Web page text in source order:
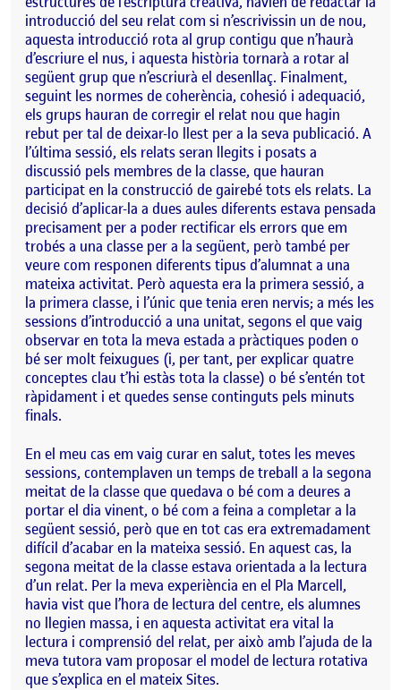
introducció del seu relat com si n’escrivissin un de nou,
aquesta introducció rota al grup contigu que n’haurà
d’escriure el nus, i aquesta història tornarà a rotar al
següent grup que n’escriurà el desenllaç. Finalment,
seguint les normes de coherència, cohesió i adequació,
els grups hauran de corregir el relat nou que hagin
rebut per tal de deixar-lo llest per a la seva publicació. A
l’última sessió, els relats seran llegits i posats a
discussió pels membres de la classe, que hauran
participat en la construcció de gairebé tots els relats. La
decisió d’aplicar-la a dues aules diferents estava pensada
precisament per a poder rectificar els errors que em
trobés a una classe per a la següent, però també per
veure com responen diferents tipus d’alumnat a una
mateixa activitat. Però aquesta era la primera sessió, a
la primera classe, i l’únic que tenia eren nervis; a més les
sessions d’introducció a una unitat, segons el que vaig
observar en tota la meva estada a pràctiques poden o
bé ser molt feixugues (i, per tant, per explicar quatre
conceptes clau t’hi estàs tota la classe) o bé s’entén tot
ràpidament i et quedes sense continguts pels minuts
finals.
En el meu cas em vaig curar en salut, totes les meves
sessions, contemplaven un temps de treball a la segona
meitat de la classe que quedava o bé com a deures a
portar el dia vinent, o bé com a feina a completar a la
següent sessió, però que en tot cas era extremadament
difícil d’acabar en la mateixa sessió. En aquest cas, la
segona meitat de la classe estava orientada a la lectura
d’un relat. Per la meva experiència en el Pla Marcell,
havia vist que l’hora de lectura del centre, els alumnes
no llegien massa, i en aquesta activitat era vital la
lectura i comprensió del relat, per això amb l’ajuda de la
meva tutora vam proposar el model de lectura rotativa
que s’explica en el mateix Sites.